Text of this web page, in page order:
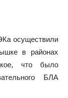
осуществили
в районах
что было
БЛА